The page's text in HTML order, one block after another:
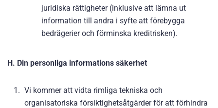
juridiska rättigheter (inklusive att lämna ut
information till andra i syfte att förebygga
bedrägerier och förminska kreditrisken).
H. Din personliga informations säkerhet
Vi kommer att vidta rimliga tekniska och
organisatoriska försiktighetsåtgärder för att förhindra